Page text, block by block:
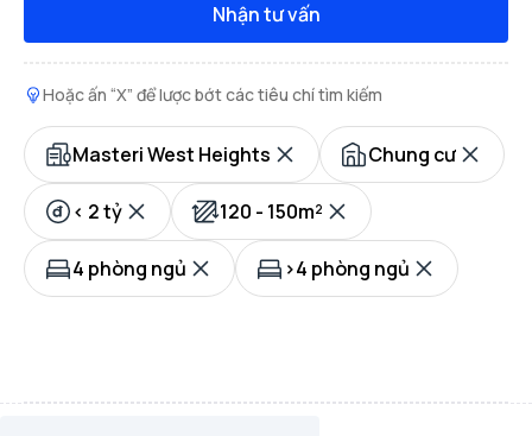
Nhận tư vấn
Hoặc ấn “X” để lược bớt các tiêu chí tìm kiếm
Masteri West Heights Chung cư
< 2 tỷ 120 - 150m²
4 phòng ngủ >4 phòng ngủ